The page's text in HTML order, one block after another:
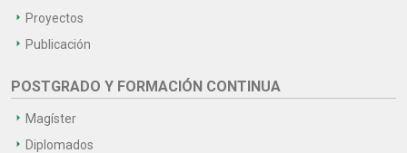
Proyectos
Publicación
POSTGRADO Y FORMACIÓN CONTINUA
Magíster
Diplomados